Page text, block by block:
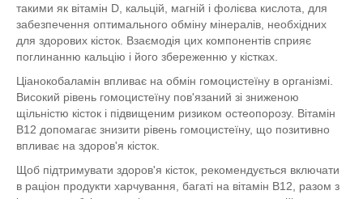
такими як вітамін D, кальцій, магній і фолієва кислота, для
забезпечення оптимального обміну мінералів, необхідних
для здорових кісток. Взаємодія цих компонентів сприяє
поглинанню кальцію і його збереженню у кістках.
Ціанокобаламін впливає на обмін гомоцистеїну в організмі.
Високий рівень гомоцистеїну пов'язаний зі зниженою
щільністю кісток і підвищеним ризиком остеопорозу. Вітамін
B12 допомагає знизити рівень гомоцистеїну, що позитивно
впливає на здоров'я кісток.
Щоб підтримувати здоров'я кісток, рекомендується включати
в раціон продукти харчування, багаті на вітамін B12, разом з